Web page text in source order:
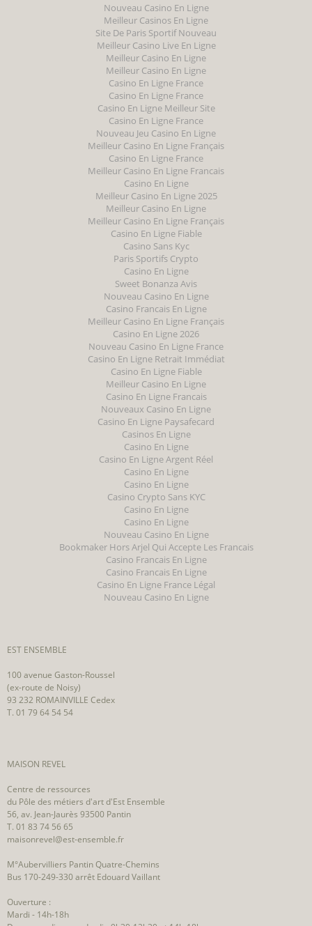
Nouveau Casino En Ligne
Meilleur Casinos En Ligne
Site De Paris Sportif Nouveau
Meilleur Casino Live En Ligne
Meilleur Casino En Ligne
Meilleur Casino En Ligne
Casino En Ligne France
Casino En Ligne France
Casino En Ligne Meilleur Site
Casino En Ligne France
Nouveau Jeu Casino En Ligne
Meilleur Casino En Ligne Français
Casino En Ligne France
Meilleur Casino En Ligne Francais
Casino En Ligne
Meilleur Casino En Ligne 2025
Meilleur Casino En Ligne
Meilleur Casino En Ligne Français
Casino En Ligne Fiable
Casino Sans Kyc
Paris Sportifs Crypto
Casino En Ligne
Sweet Bonanza Avis
Nouveau Casino En Ligne
Casino Francais En Ligne
Meilleur Casino En Ligne Français
Casino En Ligne 2026
Nouveau Casino En Ligne France
Casino En Ligne Retrait Immédiat
Casino En Ligne Fiable
Meilleur Casino En Ligne
Casino En Ligne Francais
Nouveaux Casino En Ligne
Casino En Ligne Paysafecard
Casinos En Ligne
Casino En Ligne
Casino En Ligne Argent Réel
Casino En Ligne
Casino En Ligne
Casino Crypto Sans KYC
Casino En Ligne
Casino En Ligne
Nouveau Casino En Ligne
Bookmaker Hors Arjel Qui Accepte Les Francais
Casino Francais En Ligne
Casino Francais En Ligne
Casino En Ligne France Légal
Nouveau Casino En Ligne
EST ENSEMBLE
100 avenue Gaston-Roussel
(ex-route de Noisy)
93 232 ROMAINVILLE Cedex
T. 01 79 64 54 54
MAISON REVEL
Centre de ressources
du Pôle des métiers d'art d'Est Ensemble
56, av. Jean-Jaurès 93500 Pantin
T. 01 83 74 56 65
maisonrevel@est-ensemble.fr
M°Aubervilliers Pantin Quatre-Chemins
Bus 170-249-330 arrêt Edouard Vaillant
Ouverture :
Mardi - 14h-18h